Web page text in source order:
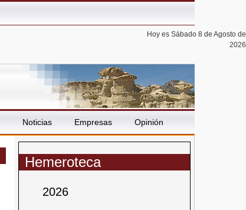
Hoy es Sábado 8 de Agosto de
2026
Noticias Empresas Opinión
Hemeroteca
2026